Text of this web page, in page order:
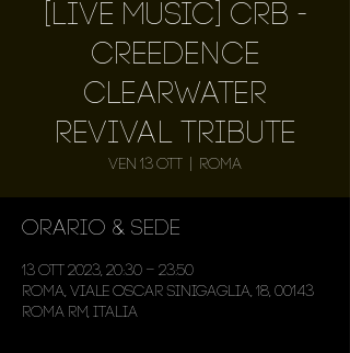
[Live Music] CRB -
Creedence
Clearwater
Revival Tribute
ven 13 ott Roma
Orario & Sede
13 ott 2023, 20:30 – 23:50
Roma, Viale Oscar Sinigaglia, 18, 00143
Roma RM, Italia